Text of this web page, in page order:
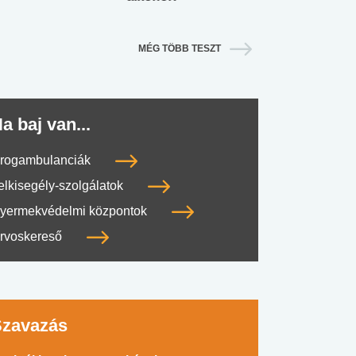
MÉG TÖBB TESZT
baj van...
szolgálatok
központok